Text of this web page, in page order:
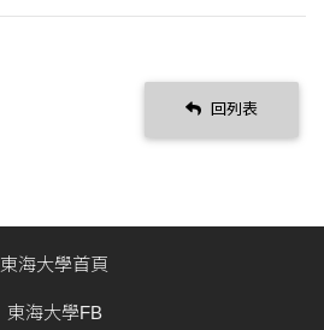
回列表
東海大學首頁
東海大學FB